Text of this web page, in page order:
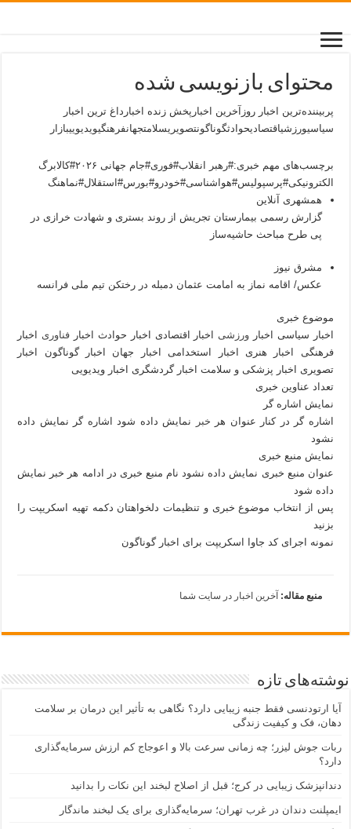
محتوای بازنویسی شده
پربیننده‌ترین اخبار روزآخرین اخبارپخش زنده اخبارداغ ترین اخبار
سیاسیورزشیاقتصادیحوادثگوناگونتصویریسلامتجهانفرهنگیویدیوییبازار
برچسب‌های مهم خبری:
#رهبر انقلاب#فوری#جام جهانی ۲۰۲۶#کالابرگ
الکترونیکی#پرسپولیس#هواشناسی#خودرو#بورس#استقلال#نماهنگ
همشهری آنلاین
گزارش رسمی بیمارستان تجریش از روند بستری و شهادت خرازی در
پی طرح مباحث حاشیه‌ساز
مشرق نیوز
عکس/ اقامه نماز به امامت عثمان دمبله در رختکن تیم ملی فرانسه
موضوع خبری
اخبار سیاسی اخبار ورزشی اخبار اقتصادی اخبار حوادث اخبار فناوری اخبار
فرهنگی اخبار هنری اخبار استخدامی اخبار جهان اخبار گوناگون اخبار
تصویری اخبار پزشکی و سلامت اخبار گردشگری اخبار ویدیویی
تعداد عناوین خبری
نمایش اشاره گر
اشاره گر در کنار عنوان هر خبر
نمایش داده شود اشاره گر نمایش داده
نشود
نمایش منبع خبری
عنوان منبع خبری نمایش داده نشود نام منبع خبری در ادامه هر خبر نمایش
داده شود
پس از انتخاب موضوع خبری و تنظیمات دلخواهتان دکمه تهیه اسکریپت را
بزنید
نمونه اجرای کد جاوا اسکریپت برای اخبار گوناگون
منبع مقاله:آخرین اخبار در سایت شما
نوشته‌های تازه
آیا ارتودنسی فقط جنبه زیبایی دارد؟ نگاهی به تأثیر این درمان بر سلامت
دهان، فک و کیفیت زندگی
ربات جوش لیزر؛ چه زمانی سرعت بالا و اعوجاج کم ارزش سرمایه‌گذاری
دارد؟
دندانپزشک زیبایی در کرج؛ قبل از اصلاح لبخند این نکات را بدانید
ایمپلنت دندان در غرب تهران؛ سرمایه‌گذاری برای یک لبخند ماندگار